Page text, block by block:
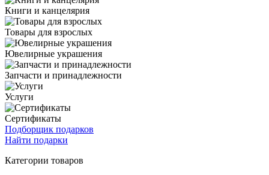
Книги и канцелярия
Товары для взрослых
Ювелирные украшения
Запчасти и принадлежности
Услуги
Сертификаты
Подборщик подарков
Найти подарки
Категории товаров